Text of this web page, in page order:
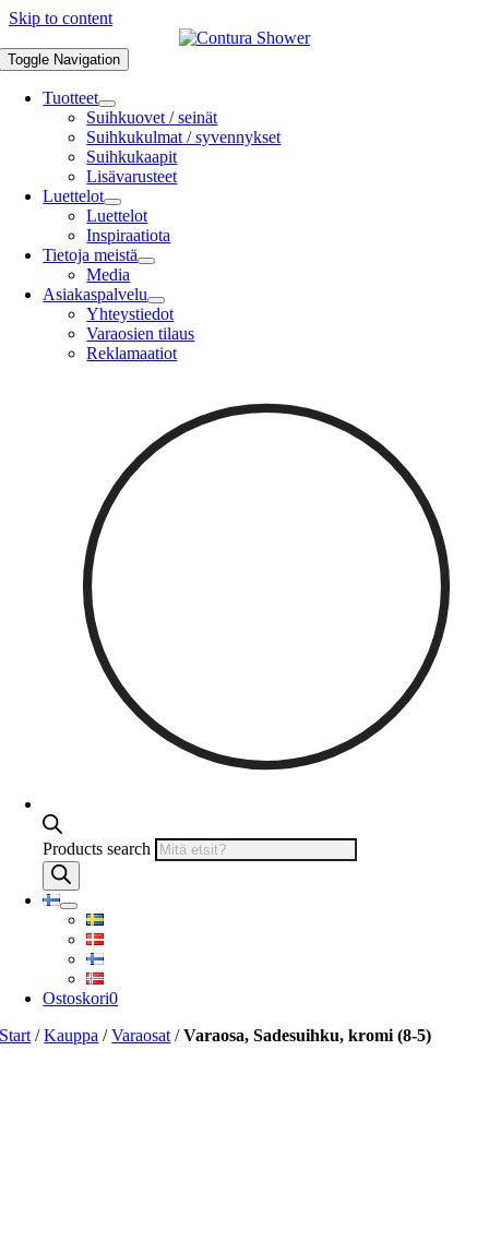
Skip to content
Toggle Navigation
Tuotteet
Suihkuovet / seinät
Suihkukulmat / syvennykset
Suihkukaapit
Lisävarusteet
Luettelot
Luettelot
Inspiraatiota
Tietoja meistä
Media
Asiakaspalvelu
Yhteystiedot
Varaosien tilaus
Reklamaatiot
Products search
Ostoskori0
Start /Kauppa /Varaosat /Varaosa, Sadesuihku, kromi (8-5)